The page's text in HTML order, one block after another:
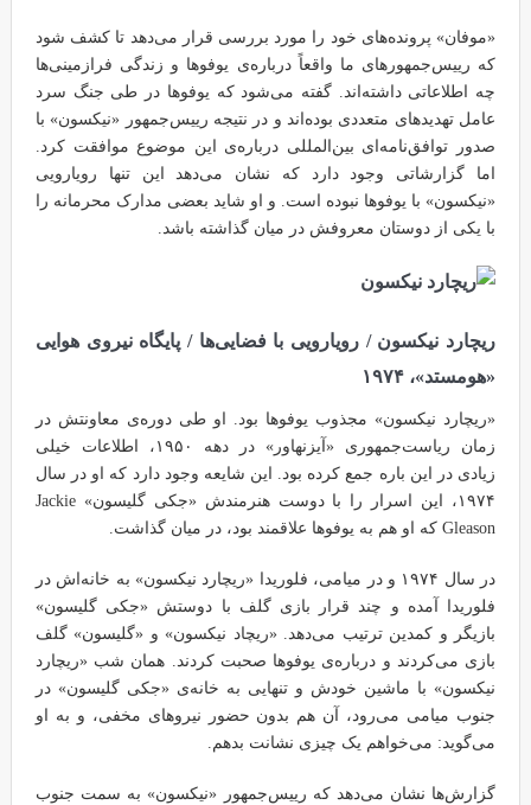
«موفان» پرونده‌های خود را مورد بررسی قرار می‌دهد تا کشف شود
که رییس‌جمهورهای ما واقعاً درباره‌ی یوفوها و زندگی فرازمینی‌ها
چه اطلاعاتی داشته‌اند. گفته می‌شود که یوفوها در طی جنگ سرد
عامل تهدیدهای متعددی بوده‌اند و در نتیجه رییس‌جمهور «نیکسون» با
صدور توافق‌نامه‌ای بین‌المللی درباره‌ی این موضوع موافقت کرد.
اما گزارشاتی وجود دارد که نشان می‌دهد این تنها رویارویی
«نیکسون» با یوفوها نبوده است. و او شاید بعضی مدارک محرمانه را
با یکی از دوستان معروفش در میان گذاشته باشد.
ریچارد نیکسون / رویارویی با فضایی‌ها / پایگاه نیروی هوایی
«هومستد»، ۱۹۷۴
«ریچارد نیکسون» مجذوب یوفوها بود. او طی دوره‌ی معاونتش در
زمان ریاست‌جمهوری «آیزنهاور» در دهه ۱۹۵۰، اطلاعات خیلی
زیادی در این باره جمع کرده بود. این شایعه وجود دارد که او در سال
۱۹۷۴، این اسرار را با دوست هنرمندش «جکی گلیسون» Jackie
Gleason که او هم به یوفوها علاقمند بود، در میان گذاشت.
در سال ۱۹۷۴ و در میامی، فلوریدا «ریچارد نیکسون» به خانه‌اش در
فلوریدا آمده و چند قرار بازی گلف با دوستش «جکی گلیسون»
بازیگر و کمدین ترتیب می‌دهد. «ریچاد نیکسون» و «گلیسون» گلف
بازی می‌کردند و درباره‌ی یوفوها صحبت کردند. همان شب «ریچارد
نیکسون» با ماشین خودش و تنهایی به خانه‌ی «جکی گلیسون» در
جنوب میامی می‌رود، آن هم بدون حضور نیروهای مخفی، و به او
می‌گوید: می‌خواهم یک چیزی نشانت بدهم.
گزارش‌ها نشان می‌دهد که رییس‌جمهور «نیکسون» به سمت جنوب